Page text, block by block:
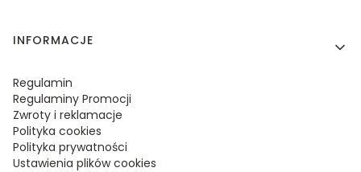
Linki w stopce
INFORMACJE
Regulamin
Regulaminy Promocji
Zwroty i reklamacje
Polityka cookies
Polityka prywatności
Ustawienia plików cookies